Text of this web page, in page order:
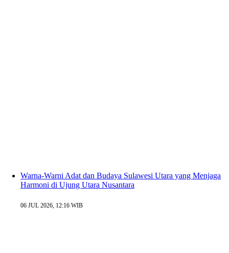
Warna-Warni Adat dan Budaya Sulawesi Utara yang Menjaga
Harmoni di Ujung Utara Nusantara
06 JUL 2026, 12:16 WIB